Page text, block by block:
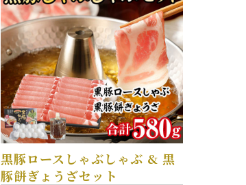
黒豚ロースしゃぶしゃぶ & 黒
豚餅ぎょうざセット